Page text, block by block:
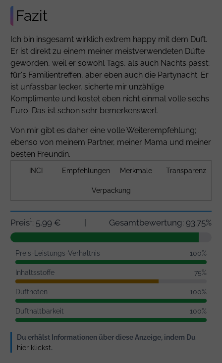
Fazit
Ich bin insgesamt wirklich extrem happy mit dem Duft.
Er ist direkt zu einem meiner meistverwendeten Düfte
geworden, weil er sowohl Tags, als auch Nachts passt;
für's Familientreffen, aber eben auch die Partynacht. Er
ist unfassbar lecker, sicherte mir unzählige
Komplimente und kostet eben nicht einmal volle sechs
Euro. Das ist schon sehr bemerkenswert.
Von mir gibt es daher eine volle Weiterempfehlung;
ebenso von meinem Partner, meiner Mama und meiner
besten Freundin.
INCI Empfehlungen Merkmale Transparenz
Verpackung
Preis¹: 5,99 € Gesamtbewertung: 93.75%
Preis-Leistungs-Verhältnis 100%
Inhaltsstoffe 75%
Duftnoten 100%
Dufthaltbarkeit 100%
Du erhälst Informationen über diese Anzeige, indem Du
hier klickst.